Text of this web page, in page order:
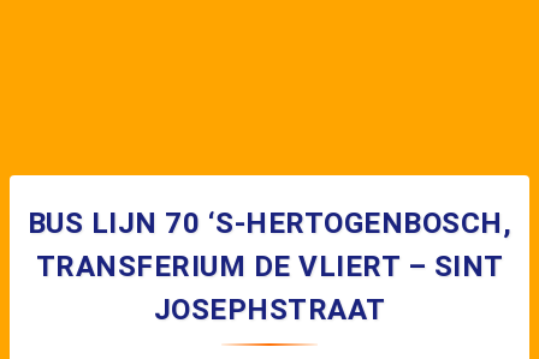
BUS LIJN 70 ‘S-HERTOGENBOSCH,
TRANSFERIUM DE VLIERT – SINT
JOSEPHSTRAAT